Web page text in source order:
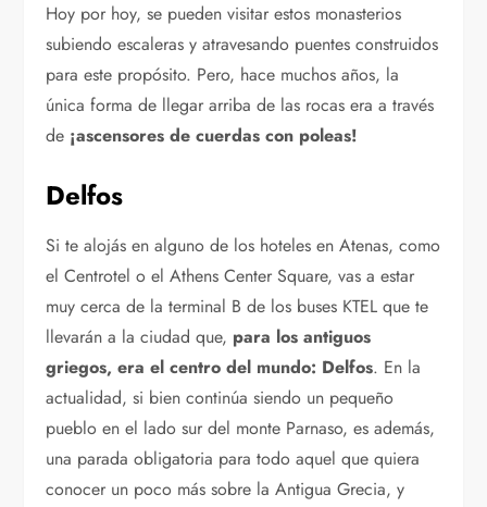
Hoy por hoy, se pueden visitar estos monasterios
subiendo escaleras y atravesando puentes construidos
para este propósito. Pero, hace muchos años, la
única forma de llegar arriba de las rocas era a través
de ¡ascensores de cuerdas con poleas!
Delfos
Si te alojás en alguno de los hoteles en Atenas, como
el Centrotel o el Athens Center Square, vas a estar
muy cerca de la terminal B de los buses KTEL que te
llevarán a la ciudad que, para los antiguos
griegos, era el centro del mundo: Delfos. En la
actualidad, si bien continúa siendo un pequeño
pueblo en el lado sur del monte Parnaso, es además,
una parada obligatoria para todo aquel que quiera
conocer un poco más sobre la Antigua Grecia, y